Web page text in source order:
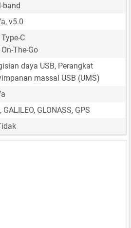
band
v5.0
Type-C
On-The-Go
daya USB, Perangkat
massal USB (UMS)
GALILEO, GLONASS, GPS